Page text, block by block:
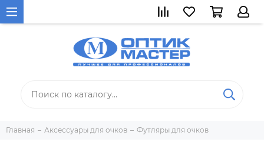
Главная Аксессуары для очков Футляры для очков